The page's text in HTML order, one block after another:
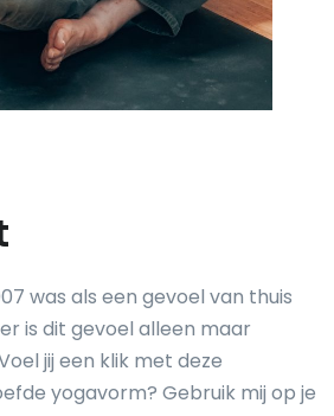
was als een gevoel van thuis
is dit gevoel alleen maar
jij een klik met deze
yogavorm? Gebruik mij op je